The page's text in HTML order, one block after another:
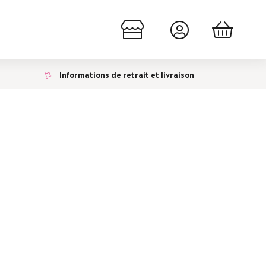
Informations de retrait et livraison